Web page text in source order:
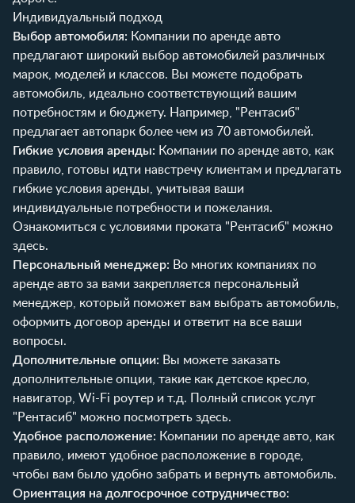
Индивидуальный подход
Выбор автомобиля: Компании по аренде авто
предлагают широкий выбор автомобилей различных
марок, моделей и классов. Вы можете подобрать
автомобиль, идеально соответствующий вашим
потребностям и бюджету. Например, "Рентасиб"
предлагает автопарк более чем из 70 автомобилей.
Гибкие условия аренды: Компании по аренде авто, как
правило, готовы идти навстречу клиентам и предлагать
гибкие условия аренды, учитывая ваши
индивидуальные потребности и пожелания.
Ознакомиться с условиями проката "Рентасиб" можно
здесь.
Персональный менеджер: Во многих компаниях по
аренде авто за вами закрепляется персональный
менеджер, который поможет вам выбрать автомобиль,
оформить договор аренды и ответит на все ваши
вопросы.
Дополнительные опции: Вы можете заказать
дополнительные опции, такие как детское кресло,
навигатор, Wi-Fi роутер и т.д. Полный список услуг
"Рентасиб" можно посмотреть здесь.
Удобное расположение: Компании по аренде авто, как
правило, имеют удобное расположение в городе,
чтобы вам было удобно забрать и вернуть автомобиль.
Ориентация на долгосрочное сотрудничество: